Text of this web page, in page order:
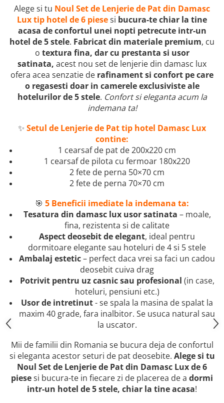
Alege si tu Noul Set de Lenjerie de Pat din Damasc
Lux tip hotel de 6 piesesi bucura-te chiar la tine
acasa de confortul unei nopti petrecute intr-un
hotel de 5 stele. Fabricat din materiale premium, cu
o textura fina, dar cu prestanta si usor
satinata, acest nou set de lenjerie din damasc lux
ofera acea senzatie de rafinament si confort pe care
o regasesti doar in camerele exclusiviste ale
hotelurilor de 5 stele. Confort si eleganta acum la
indemana ta!
✨ Setul de Lenjerie de Pat tip hotel Damasc Lux
contine:
1 cearsaf de pat de 200x220 cm
1 cearsaf de pilota cu fermoar 180x220
2 fete de perna 50×70 cm
2 fete de perna 70×70 cm
🎯 5 Beneficii imediate la indemana ta:
Tesatura din damasc lux usor satinata – moale,
fina, rezistenta si de calitate
Aspect deosebit de elegant, ideal pentru
dormitoare elegante sau hoteluri de 4 si 5 stele
Ambalaj estetic– perfect daca vrei sa faci un cadou
deosebit cuiva drag
Potrivit pentru uz casnic sau profesional (in case,
hoteluri, pensiuni etc.)
Usor de intretinut- se spala la masina de spalat la
maxim 40 grade, fara inalbitor. Se usuca natural sau
la uscator.
Mii de familii din Romania se bucura deja de confortul
si eleganta acestor seturi de pat deosebite. Alege si tu
Noul Set de Lenjerie de Pat din Damasc Lux de 6
piesesi bucura-te in fiecare zi de placerea de a dormi
intr-un hotel de 5 stele, chiar la tine acasa!